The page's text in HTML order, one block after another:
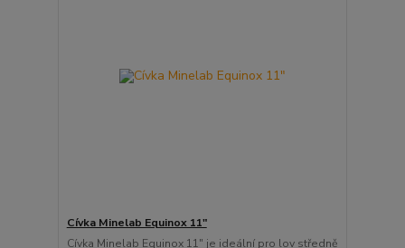
Cívka Minelab Equinox 11"
Cívka Minelab Equinox 11" je ideální pro lov středně